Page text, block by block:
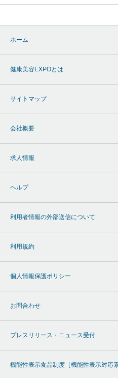
ホーム
健康美容EXPOとは
サイトマップ
会社概要
求人情報
ヘルプ
利用者情報の外部送信について
利用規約
個人情報保護ポリシー
お問合わせ
プレスリリース・ニュース受付
機能性表示食品制度［機能性表示対応素